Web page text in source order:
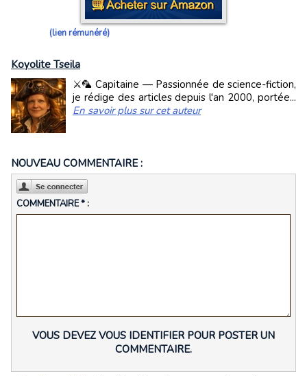
(lien rémunéré)
Koyolite Tseila
⚔️🦜 Capitaine — Passionnée de science-fiction,
je rédige des articles depuis l'an 2000, portée...
En savoir plus sur cet auteur
NOUVEAU COMMENTAIRE :
COMMENTAIRE * :
VOUS DEVEZ VOUS IDENTIFIER POUR POSTER UN
COMMENTAIRE.